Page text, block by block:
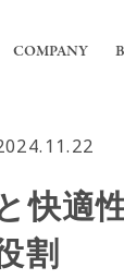
の内装工事
ィス内装工事
用エアコンの
COMPANY
の強み
概要
快適
割